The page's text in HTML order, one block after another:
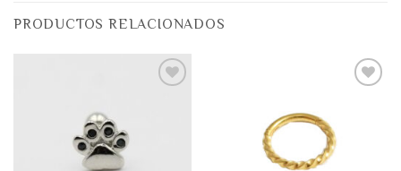
PRODUCTOS RELACIONADOS